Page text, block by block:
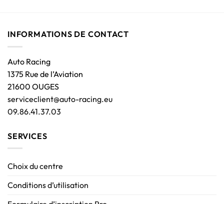
INFORMATIONS DE CONTACT
Auto Racing
1375 Rue de l’Aviation
21600 OUGES
serviceclient@auto-racing.eu
09.86.41.37.03
SERVICES
Choix du centre
Conditions d’utilisation